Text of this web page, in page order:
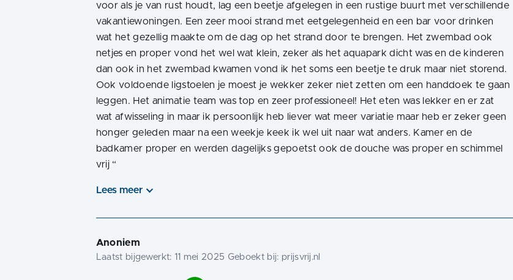
voor als je van rust houdt, lag een beetje afgelegen in een rustige buurt met verschillende
vakantiewoningen. Een zeer mooi strand met eetgelegenheid en een bar voor drinken
wat het gezellig maakte om de dag op het strand door te brengen. Het zwembad ook
netjes en proper vond het wel wat klein, zeker als het aquapark dicht was en de kinderen
dan ook in het zwembad kwamen vond ik het soms een beetje te druk maar niet storend.
Ook voldoende ligstoelen je moest je wekker zeker niet zetten om een handdoek te gaan
leggen. Het animatie team was top en zeer professioneel! Het eten was lekker en er zat
wat afwisseling in maar ik persoonlijk heb liever wat meer variatie maar heb er zeker geen
honger geleden maar na een weekje keek ik wel uit naar wat anders. Kamer en de
badkamer proper en werden dagelijks gepoetst ook de douche was proper en schimmel
vrij “
Lees meer
Anoniem
Laatst bijgewerkt: 11 mei 2025 Geboekt bij: prijsvrij.nl